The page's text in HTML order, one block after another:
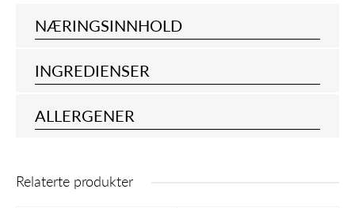
NÆRINGSINNHOLD
INGREDIENSER
ALLERGENER
Relaterte produkter